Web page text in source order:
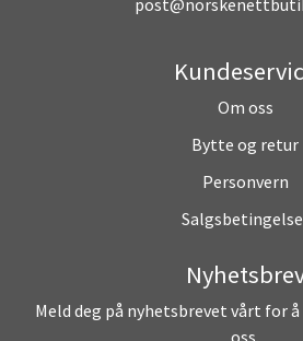
Om oss
Bytte og retur
Personvern
Meld deg på nyhetsbrevet vårt for